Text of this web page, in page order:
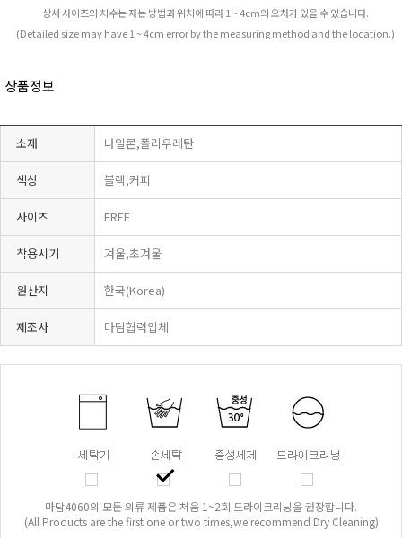
상세 사이즈의 치수는 재는 방법과 위치에 따라 1 ~ 4cm의 오차가 있을 수 있습니다.
(Detailed size may have 1 ~ 4cm error by the measuring method and the location.)
상품정보
소재 나일론,폴리우레탄
색상 블랙,커피
사이즈 FREE
착용시기 겨울,초겨울
원산지 한국(Korea)
제조사 마담협력업체
마담4060의 모든 의류 제품은 처음 1~2회 드라이크리닝을 권장합니다.
(All Products are the first one or two times,we recommend Dry Cleaning)